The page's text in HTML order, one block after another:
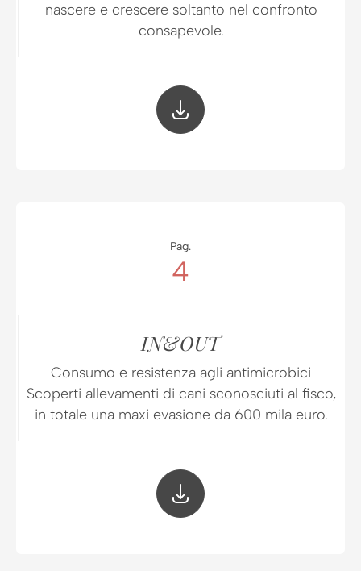
nascere e crescere soltanto nel confronto
consapevole.
Pag.
4
IN&OUT
Consumo e resistenza agli antimicrobici
Scoperti allevamenti di cani sconosciuti al fisco,
in totale una maxi evasione da 600 mila euro.